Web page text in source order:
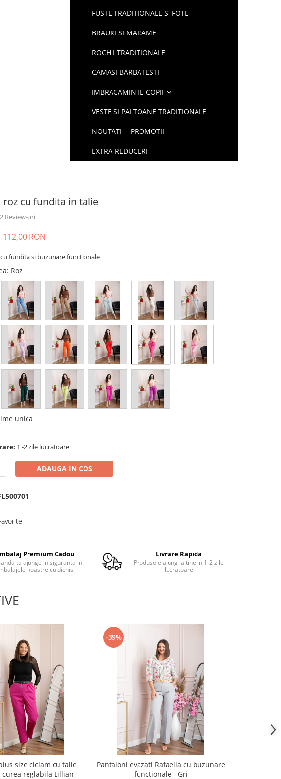
FUSTE TRADITIONALE SI FOTE
BRAURI SI MARAME
ROCHII TRADITIONALE
CAMASI BARBATESTI
IMBRACAMINTE COPII
VESTE SI PALTOANE TRADITIONALE
NOUTATI PROMOTII
EXTRA-REDUCERI
roz cu fundita in talie
2 Review-uri
112,00 RON
fundita si buzunare functionale
: Roz
unica
1 -2 zile lucratoare
ADAUGA IN COS
Premium Cadou
ta ajunge in siguranta in
noastre cu dichis.
Livrare Rapida
Produsele ajung la tine in 1-2 zile
lucratoare
size ciclam cu talie
curea reglabila Lillian
-39%
Pantaloni evazati Rafaella cu buzunare
functionale - Gri